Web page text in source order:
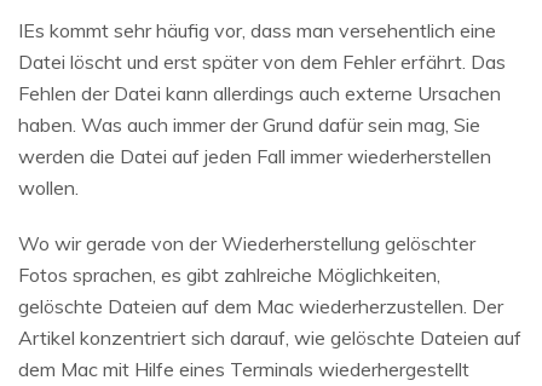
UBackit - Datensicherung
IEs kommt sehr häufig vor, dass man versehentlich eine
Datei löscht und erst später von dem Fehler erfährt. Das
Fehlen der Datei kann allerdings auch externe Ursachen
haben. Was auch immer der Grund dafür sein mag, Sie
werden die Datei auf jeden Fall immer wiederherstellen
wollen.
Wo wir gerade von der Wiederherstellung gelöschter
Fotos sprachen, es gibt zahlreiche Möglichkeiten,
gelöschte Dateien auf dem Mac wiederherzustellen. Der
Artikel konzentriert sich darauf, wie gelöschte Dateien auf
dem Mac mit Hilfe eines Terminals wiederhergestellt